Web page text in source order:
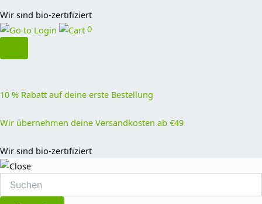
Wir sind bio-zertifiziert
0
10 % Rabatt auf deine erste Bestellung
Wir übernehmen deine Versandkosten ab €49
Wir sind bio-zertifiziert